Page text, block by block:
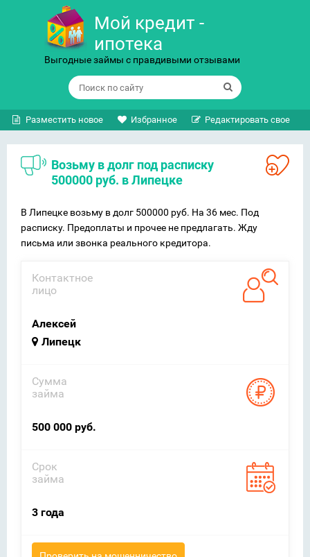
Мой кредит -
ипотека
Выгодные займы с правдивыми отзывами
Разместить новое Избранное Редактировать свое
Возьму в долг под расписку
500000 руб. в Липецке
В Липецке возьму в долг 500000 руб. На 36 мес. Под
расписку. Предоплаты и прочее не предлагать. Жду
письма или звонка реального кредитора.
Контактное
лицо
Алексей
Липецк
Сумма
займа
500 000 руб.
Срок
займа
3 года